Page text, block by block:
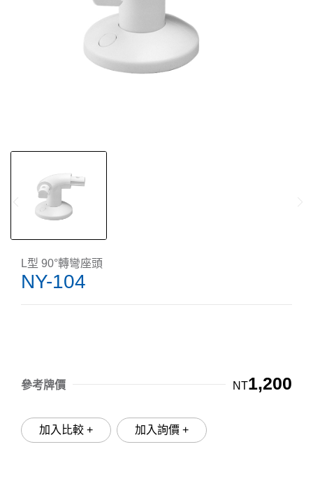
L型 90°轉彎座頭
NY-104
參考牌價 NT1,200
加入比較 + 加入詢價 +